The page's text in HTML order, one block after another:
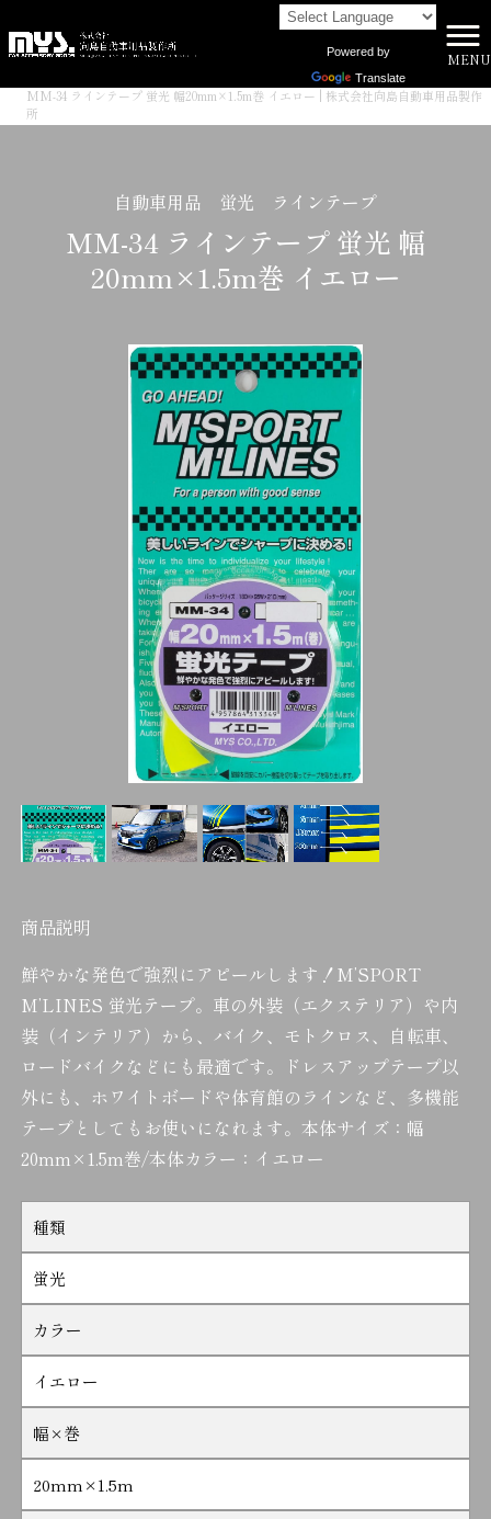
Powered by
Translate
MENU
商品一覧
>
MM-34 ラインテープ 蛍光 幅20mm×1.5m巻 イエロー | 株式会社向島自動車用品製作
所
自動車用品 蛍光 ラインテープ
MM-34 ラインテープ 蛍光 幅
20mm×1.5m巻 イエロー
商品説明
鮮やかな発色で強烈にアピールします！M’SPORT
M’LINES 蛍光テープ。車の外装（エクステリア）や内
装（インテリア）から、バイク、モトクロス、自転車、
ロードバイクなどにも最適です。ドレスアップテープ以
外にも、ホワイトボードや体育館のラインなど、多機能
テープとしてもお使いになれます。本体サイズ：幅
20mm×1.5m巻/本体カラー：イエロー
種類
蛍光
カラー
イエロー
幅×巻
20mm×1.5m